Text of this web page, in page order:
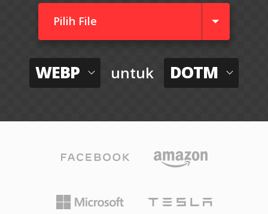
Pilih File
WEBP untuk DOTM